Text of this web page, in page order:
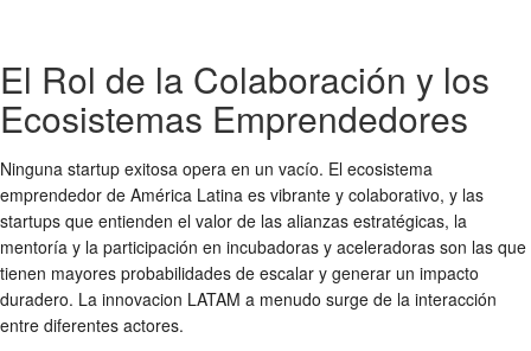
El Rol de la Colaboración y los
Ecosistemas Emprendedores
Ninguna startup exitosa opera en un vacío. El ecosistema
emprendedor de América Latina es vibrante y colaborativo, y las
startups que entienden el valor de las alianzas estratégicas, la
mentoría y la participación en incubadoras y aceleradoras son las que
tienen mayores probabilidades de escalar y generar un impacto
duradero. La innovacion LATAM a menudo surge de la interacción
entre diferentes actores.